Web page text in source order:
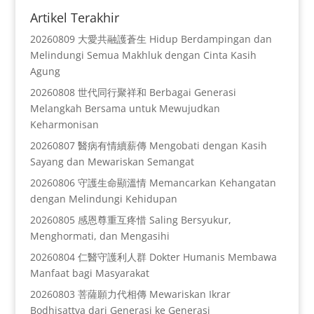
Artikel Terakhir
20260809 大愛共融護蒼生 Hidup Berdampingan dan
Melindungi Semua Makhluk dengan Cinta Kasih
Agung
20260808 世代同行聚祥和 Berbagai Generasi
Melangkah Bersama untuk Mewujudkan
Keharmonisan
20260807 醫病有情續薪傳 Mengobati dengan Kasih
Sayang dan Mewariskan Semangat
20260806 守護生命顯溫情 Memancarkan Kehangatan
dengan Melindungi Kehidupan
20260805 感恩尊重互疼惜 Saling Bersyukur,
Menghormati, dan Mengasihi
20260804 仁醫守護利人群 Dokter Humanis Membawa
Manfaat bagi Masyarakat
20260803 菩薩願力代相傳 Mewariskan Ikrar
Bodhisattva dari Generasi ke Generasi